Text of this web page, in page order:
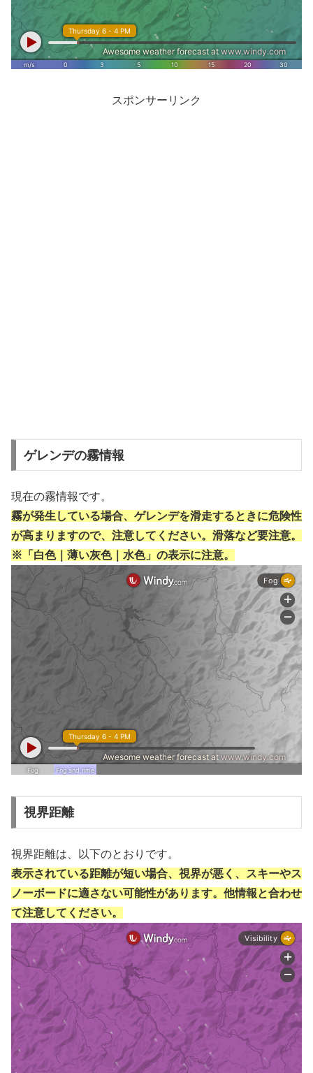
スポンサーリンク
ゲレンデの霧情報
現在の霧情報です。
霧が発生している場合、ゲレンデを滑走するときに危険性
が高まりますので、注意してください。滑落など要注意。
※「白色｜薄い灰色｜水色」の表示に注意。
視界距離
視界距離は、以下のとおりです。
表示されている距離が短い場合、視界が悪く、スキーやス
ノーボードに適さない可能性があります。他情報と合わせ
て注意してください。